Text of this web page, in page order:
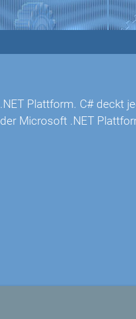
Plattform. C# deckt
Microsoft .NET